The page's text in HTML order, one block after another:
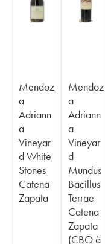
Mendoz
a
Adriann
a
Vineyar
d White
Stones
Catena
Zapata
Mendoz
a
Adriann
a
Vineyar
d
Mundus
Bacillus
Terrae
Catena
Zapata
(CBO à